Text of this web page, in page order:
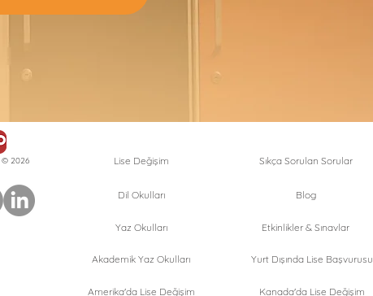
Lise Değişim
2026
Dil Okulları
Yaz Okulları
Akademik Yaz Okulları
Amerika'da Lise Değişim
Sıkça Sorulan Sorular
Blog
Etkinlikler & Sınavlar
Yurt Dışında Lise Başvurusu
Kanada'da Lise Değişim